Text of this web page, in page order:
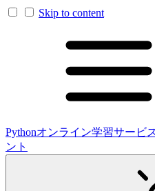
Skip to content
Pythonオンライン学習サービ
ント